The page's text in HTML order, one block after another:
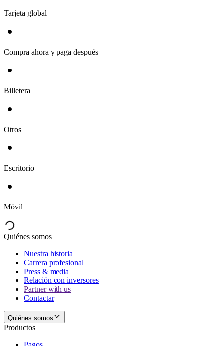
Tarjeta global
Compra ahora y paga después
Billetera
Otros
Escritorio
Móvil
Quiénes somos
Nuestra historia
Carrera profesional
Press & media
Relación con inversores
Partner with us
Contactar
Quiénes somos
Productos
Pagos